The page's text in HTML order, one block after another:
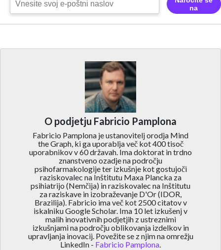
na
O podjetju Fabricio Pamplona
Fabricio Pamplona je ustanovitelj orodja Mind
the Graph, ki ga uporablja več kot 400 tisoč
uporabnikov v 60 državah. Ima doktorat in trdno
znanstveno ozadje na področju
psihofarmakologije ter izkušnje kot gostujoči
raziskovalec na Inštitutu Maxa Plancka za
psihiatrijo (Nemčija) in raziskovalec na Inštitutu
za raziskave in izobraževanje D'Or (IDOR,
Brazilija). Fabricio ima več kot 2500 citatov v
iskalniku Google Scholar. Ima 10 let izkušenj v
malih inovativnih podjetjih z ustreznimi
izkušnjami na področju oblikovanja izdelkov in
upravljanja inovacij. Povežite se z njim na omrežju
LinkedIn - Fabricio Pamplona.